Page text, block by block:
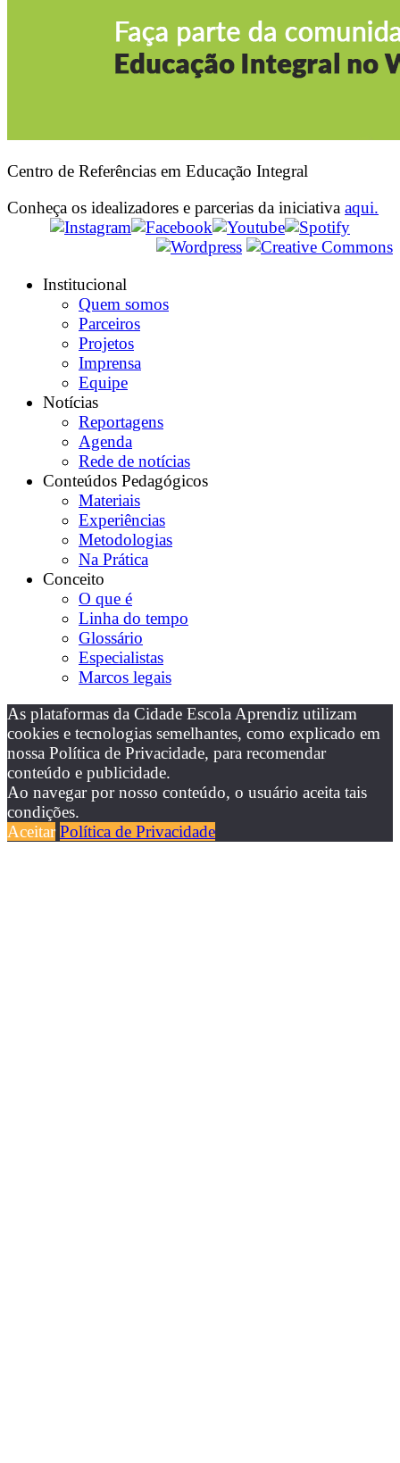
Centro de Referências em Educação Integral
Conheça os idealizadores e parcerias da iniciativa aqui.
Institucional
Quem somos
Parceiros
Projetos
Imprensa
Equipe
Notícias
Reportagens
Agenda
Rede de notícias
Conteúdos Pedagógicos
Materiais
Experiências
Metodologias
Na Prática
Conceito
O que é
Linha do tempo
Glossário
Especialistas
Marcos legais
As plataformas da Cidade Escola Aprendiz utilizam
cookies e tecnologias semelhantes, como explicado em
nossa Política de Privacidade, para recomendar
conteúdo e publicidade.
Ao navegar por nosso conteúdo, o usuário aceita tais
condições.
Aceitar Política de Privacidade